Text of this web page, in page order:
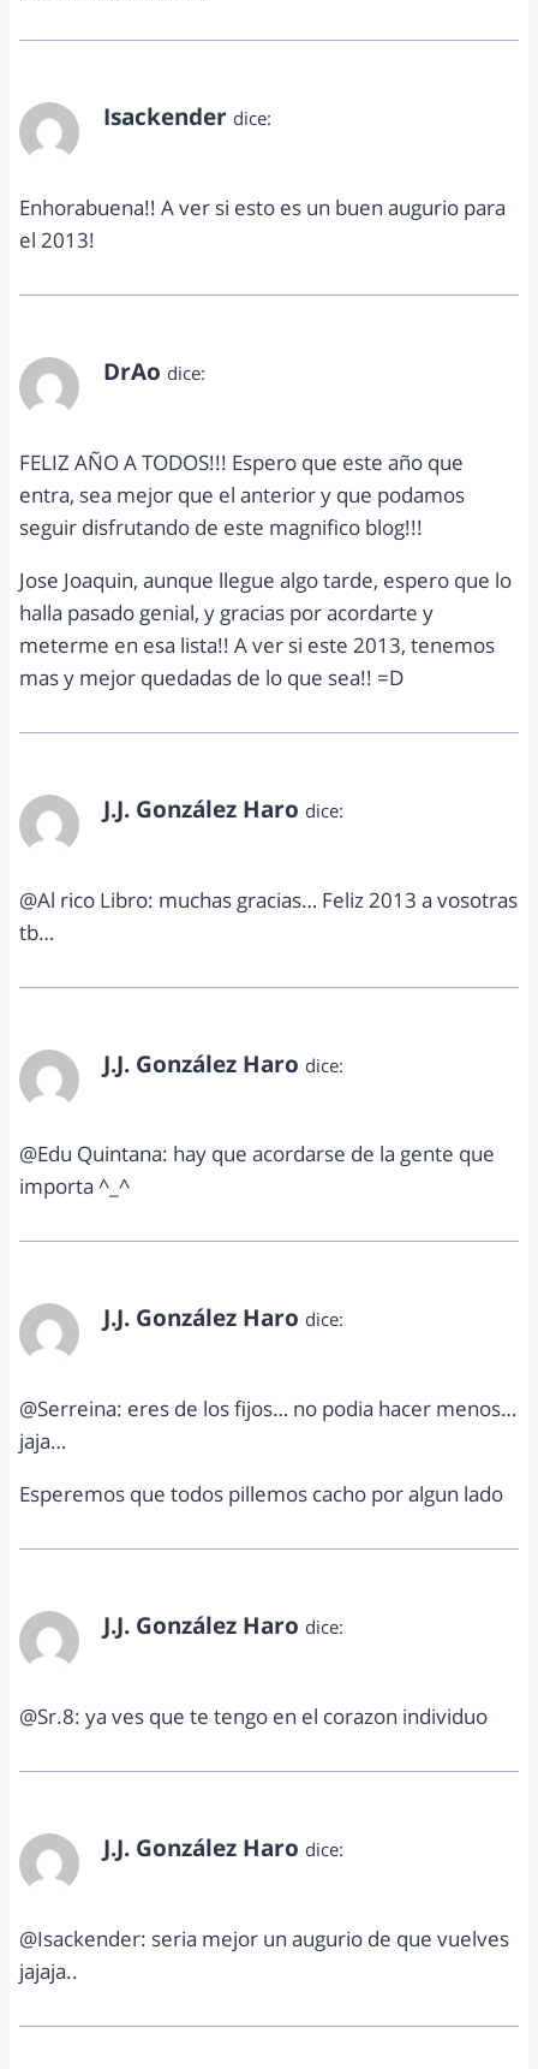
Isackender dice:
Enhorabuena!! A ver si esto es un buen augurio para
el 2013!
DrAo dice:
FELIZ AÑO A TODOS!!! Espero que este año que
entra, sea mejor que el anterior y que podamos
seguir disfrutando de este magnifico blog!!!
Jose Joaquin, aunque llegue algo tarde, espero que lo
halla pasado genial, y gracias por acordarte y
meterme en esa lista!! A ver si este 2013, tenemos
mas y mejor quedadas de lo que sea!! =D
J.J. González Haro dice:
@Al rico Libro: muchas gracias… Feliz 2013 a vosotras
tb…
J.J. González Haro dice:
@Edu Quintana: hay que acordarse de la gente que
importa ^_^
J.J. González Haro dice:
@Serreina: eres de los fijos… no podia hacer menos…
jaja…
Esperemos que todos pillemos cacho por algun lado
J.J. González Haro dice:
@Sr.8: ya ves que te tengo en el corazon individuo
J.J. González Haro dice:
@Isackender: seria mejor un augurio de que vuelves
jajaja..